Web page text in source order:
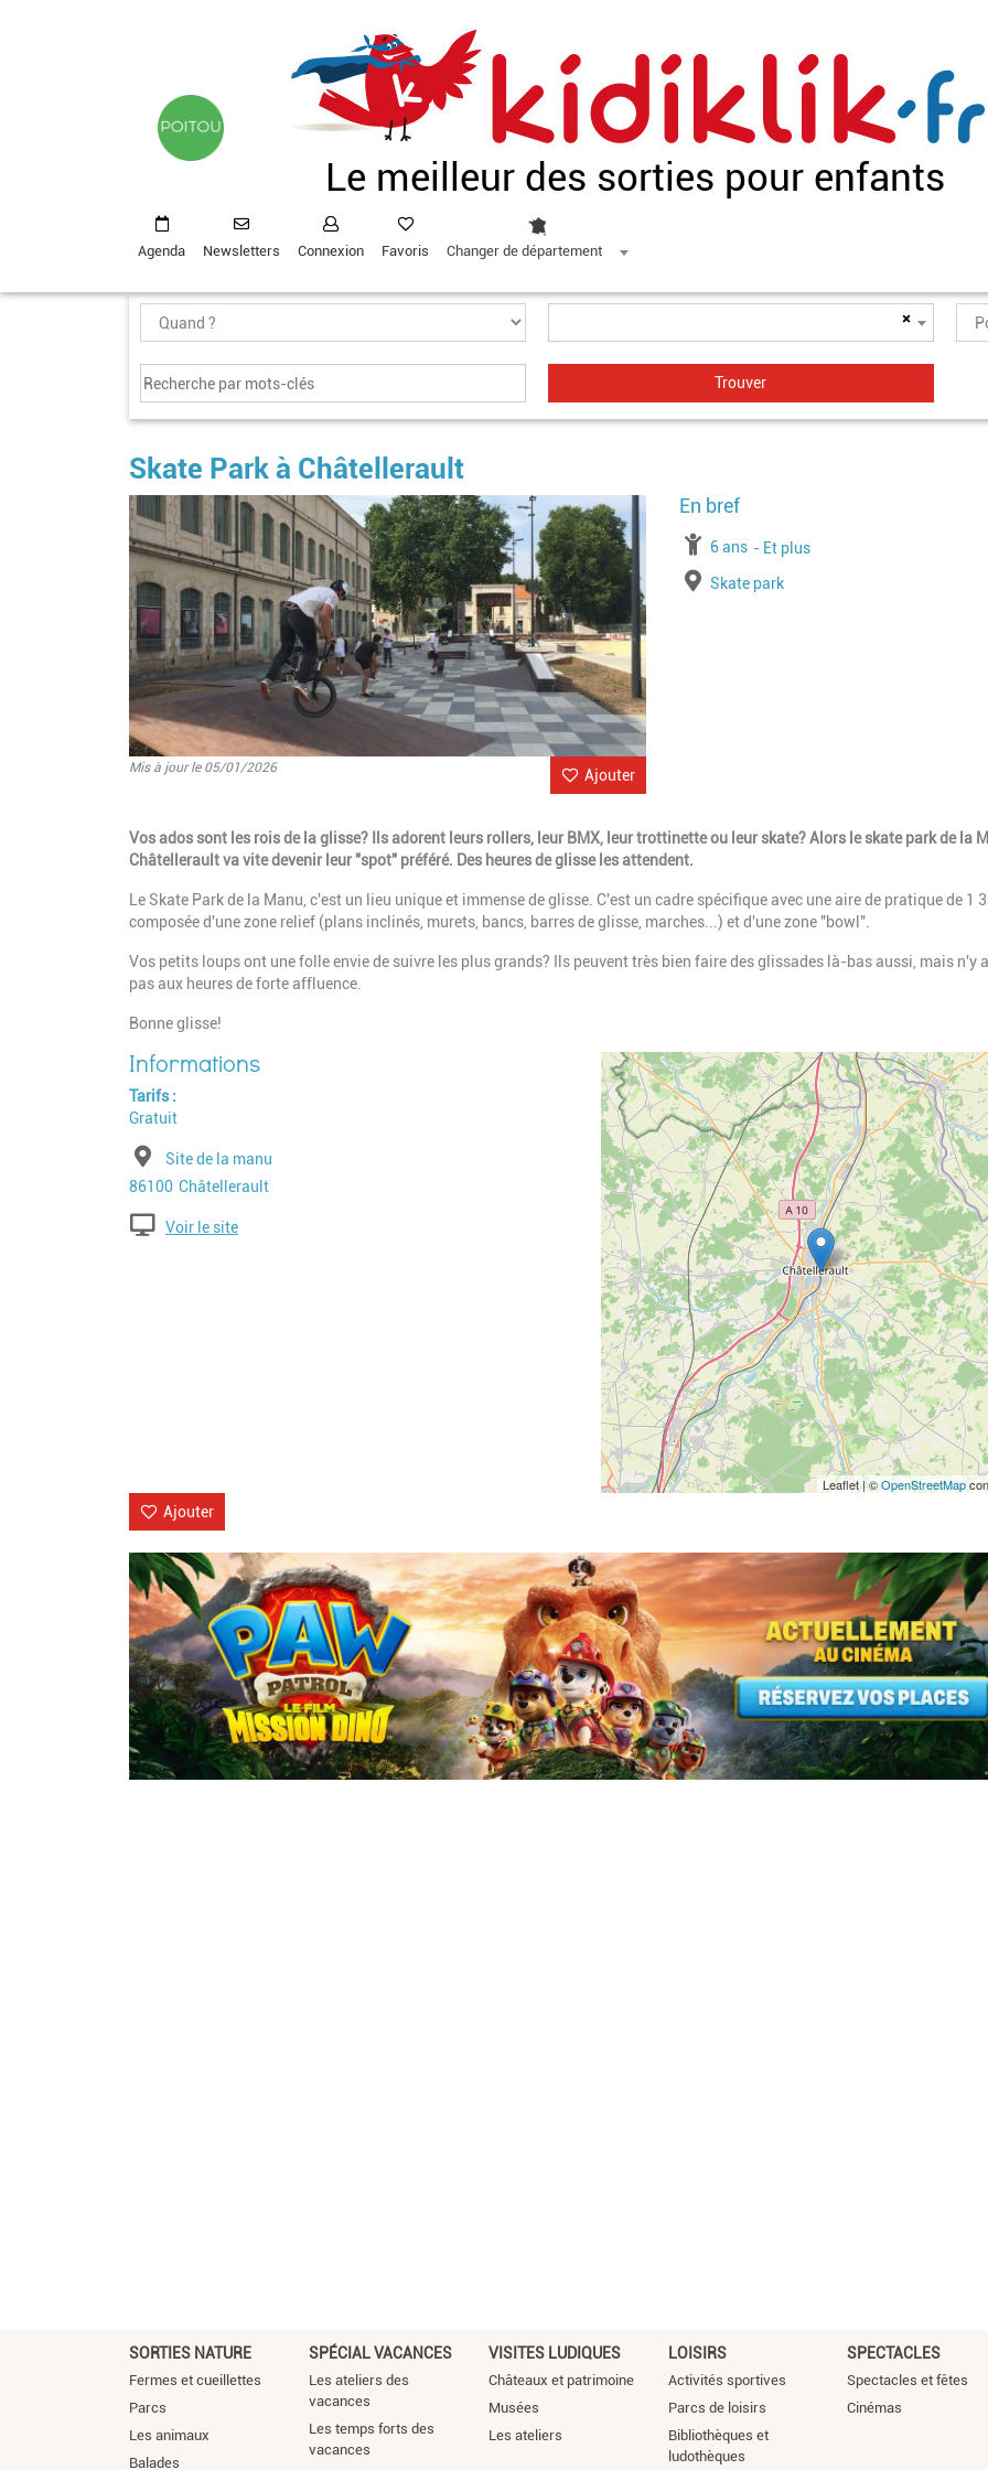
Le meilleur des sorties pour enfants
Agenda Newsletters Connexion Favoris Changer de département
×
Skate Park à Châtellerault
Image
Ajouter
Mis à jour le 05/01/2026
à partir de
6 ans jusqu'à l'âge de
Et plus
Lieu
Skate park
Vos ados sont les rois de la glisse? Ils adorent leurs rollers, leur BMX, leur trottinette ou leur skate? Alors le skate park de la
Châtellerault va vite devenir leur "spot" préféré. Des heures de glisse les attendent.
Le Skate Park de la Manu, c'est un lieu unique et immense de glisse. C'est un cadre spécifique avec une aire de pratique de 1
composée d'une zone relief (plans inclinés, murets, bancs, barres de glisse, marches...) et d'une zone "bowl".
Vos petits loups ont une folle envie de suivre les plus grands? Ils peuvent très bien faire des glissades là-bas aussi, mais n'y
pas aux heures de forte affluence.
Bonne glisse!
Tarifs
Gratuit
AdresseSite de la manu
Code postal
86100 Ville
Châtellerault
Voir le site
Geolocalisation
Leaflet | ©OpenStreetMap
Ajouter
SORTIES NATURE
Fermes et cueillettes
Parcs
Les animaux
Balades
SPÉCIAL VACANCES
Les ateliers des
vacances
Les temps forts des
vacances
VISITES LUDIQUES
Châteaux et patrimoine
Musées
Les ateliers
LOISIRS
Activités sportives
Parcs de loisirs
Bibliothèques et
ludothèques
SPECTACLES
Spectacles et fêtes
Cinémas